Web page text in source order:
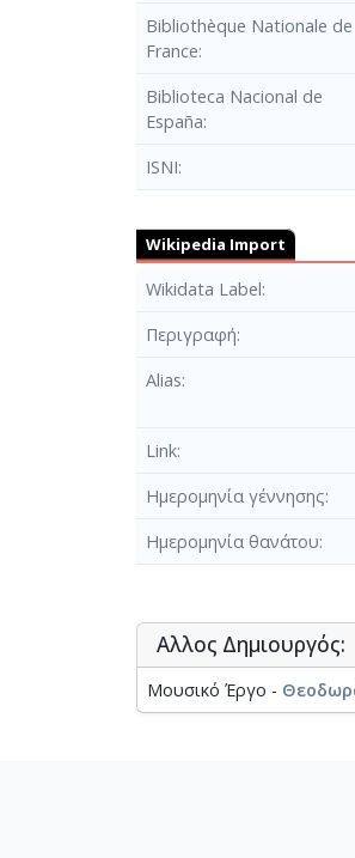
Bibliothèque Nationale de
France
Biblioteca Nacional de
España
ISNI
Wikipedia Import
Wikidata Label
Περιγραφή
Alias
Link
Ημερομηνία γέννησης
Ημερομηνία θανάτου
Αλλος Δημιουργός:
Μουσικό Έργο -